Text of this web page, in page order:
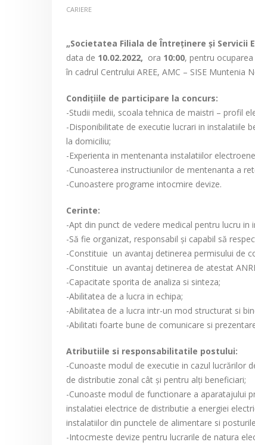
CARIERE
„Societatea Filiala de Întreţinere şi Servicii
data de 10.02.2022, ora 10:00, pentru
în cadrul Centrului AREE, AMC – SISE Muntenia
Condiţiile de participare la concurs:
-Studii medii, scoala tehnica de maistri – profil
-Disponibilitate de executie lucrari in instalatiile
la domiciliu;
-Experienta in mentenanta instalatiilor
-Cunoasterea instructiunilor de mentenanta a
-Cunoastere programe intocmire devize.
Cerinte:
-Apt din punct de vedere medical pentru lucru
-Să fie organizat, responsabil şi capabil să
-Constituie un avantaj detinerea permisului de
-Constituie un avantaj detinerea de atestat
-Capacitate sporita de analiza si sinteza;
-Abilitatea de a lucra in echipa;
-Abilitatea de a lucra intr-un mod structurat si
-Abilitati foarte bune de comunicare si
Atributiile si responsabilitatile postului:
-Cunoaste modul de executie in cazul lucrărilor
de distributie zonal cât şi pentru alţi beneficiari;
-Cunoaste modul de functionare a aparatajului
instalatiei electrice de distributie a energiei
instalatiilor din punctele de alimentare si
-Intocmeste devize pentru lucrarile de natura